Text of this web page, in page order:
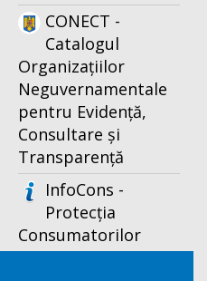
CONECT -
Catalogul
Organizațiilor
Neguvernamentale
pentru Evidență,
Consultare și
Transparență
InfoCons -
Protecția
Consumatorilor